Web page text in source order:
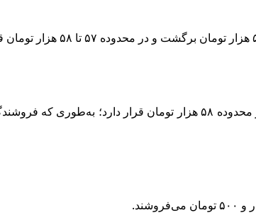
مشاهدات میدانی امروز (سه شنبه یکم خرداد ۱۴۰۳) نیز از بازار غیررسمی ارز حاکی از آن است که